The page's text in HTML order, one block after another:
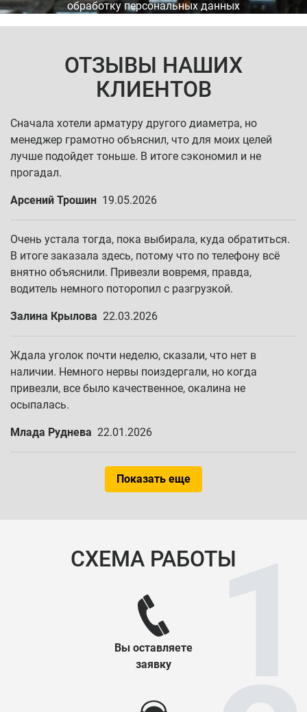
обработку персональных данных
ОТЗЫВЫ НАШИХ
КЛИЕНТОВ
Сначала хотели арматуру другого диаметра, но
менеджер грамотно объяснил, что для моих целей
лучше подойдет тоньше. В итоге сэкономил и не
прогадал.
Арсений Трошин 19.05.2026
Очень устала тогда, пока выбирала, куда обратиться.
В итоге заказала здесь, потому что по телефону всё
внятно объяснили. Привезли вовремя, правда,
водитель немного поторопил с разгрузкой.
Залина Крылова 22.03.2026
Ждала уголок почти неделю, сказали, что нет в
наличии. Немного нервы поиздергали, но когда
привезли, все было качественное, окалина не
осыпалась.
Млада Руднева 22.01.2026
Показать еще
СХЕМА РАБОТЫ
Вы оставляете
заявку